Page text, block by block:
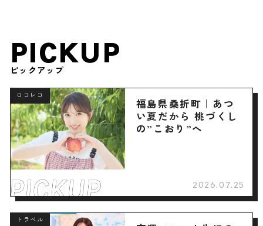
PICKUP
ピックアップ
ロコレコ
福島県桑折町｜あつ
い夏だから 桃づくし
の”こおり”へ
2026.07.25
トラベル